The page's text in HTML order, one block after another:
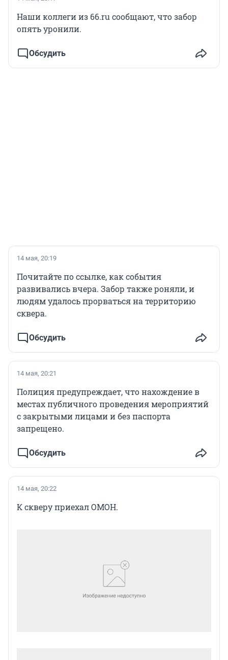
Наши коллеги из 66.ru сообщают, что забор
опять уронили.
Обсудить
14 мая, 20:19
Почитайте по ссылке, как события
развивались вчера. Забор также роняли, и
людям удалось прорваться на территорию
сквера.
Обсудить
14 мая, 20:21
Полиция предупреждает, что нахождение в
местах публичного проведения мероприятий
с закрытыми лицами и без паспорта
запрещено.
Обсудить
14 мая, 20:22
К скверу приехал ОМОН.